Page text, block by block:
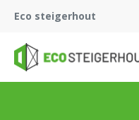
Eco steigerhout